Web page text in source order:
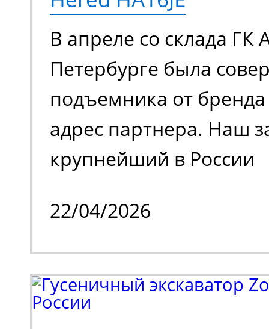
В апреле со склада ГК
Петербурге была
подъемника от
адрес партнера. Наш
крупнейший в России
деятельности
и реализация
также тяжелое
Партнеру
22/04/2026